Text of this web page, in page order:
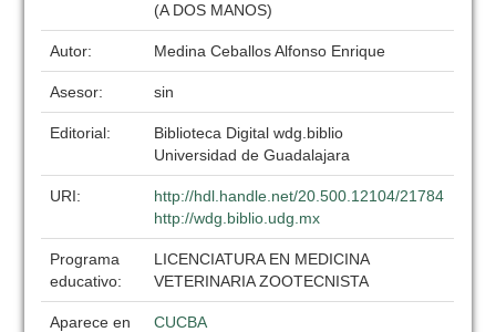
(A DOS MANOS)
Autor: Medina Ceballos Alfonso Enrique
Asesor: sin
Editorial:
Biblioteca Digital wdg.biblio
Universidad de Guadalajara
URI:
http://hdl.handle.net/20.500.12104/21784
http://wdg.biblio.udg.mx
Programa
educativo:
LICENCIATURA EN MEDICINA
VETERINARIA ZOOTECNISTA
Aparece en
CUCBA